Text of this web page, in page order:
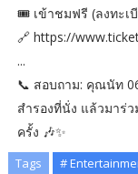
🎟 เข้าชมฟรี (ลงทะเ
🔗 https://
...
📞 สอบถาม: คุณนัท
สำรองที่นั่ง แล้วมาร่
ครั้ง 🎶✨
Tags #